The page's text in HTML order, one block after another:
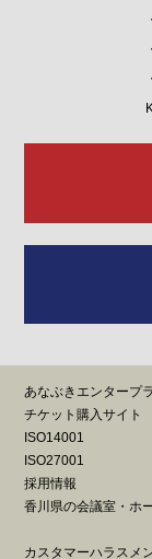
あなぶきエンタープ
チケット購入サイト
ISO14001
ISO27001
採用情報
香川県の会議室・ホ
カスタマーハラスメ